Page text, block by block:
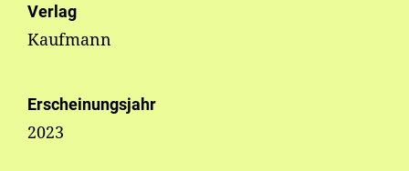
Verlag
Kaufmann
Erscheinungsjahr
2023